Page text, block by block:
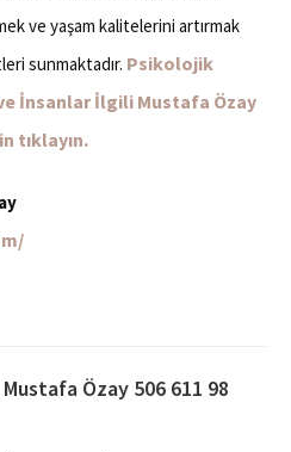
ve yaşam kalitelerini artırmak
sunmaktadır. Psikolojik
İnsanlar İlgili Mustafa Özay
tıklayın.
Özay 506 611 98